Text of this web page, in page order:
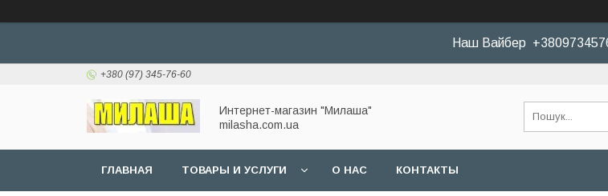
Наш Вайбер
+380 (97) 345-76-60
Интернет-магазин "Милаша"
milasha.com.ua
ГЛАВНАЯ ТОВАРЫ И УСЛУГИ О НАС КОНТАКТЫ